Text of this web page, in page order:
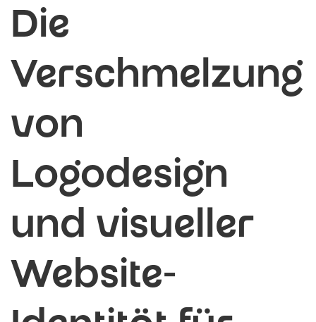
Die
Verschmelzung
von
Logodesign
und visueller
Website-